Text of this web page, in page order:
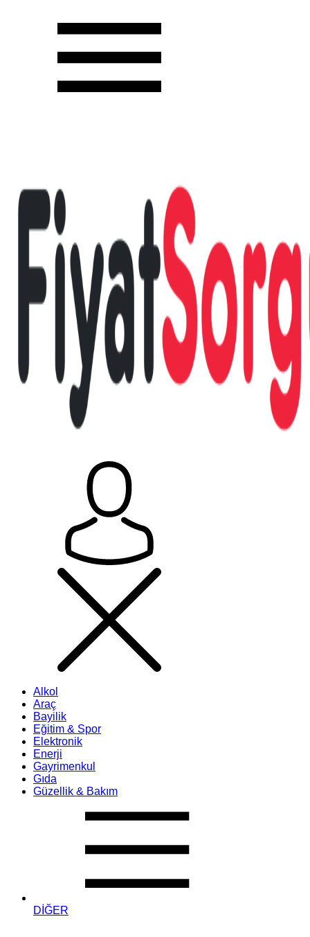
Alkol
Araç
Bayilik
Eğitim & Spor
Elektronik
Enerji
Gayrimenkul
Gıda
Güzellik & Bakım
DİĞER